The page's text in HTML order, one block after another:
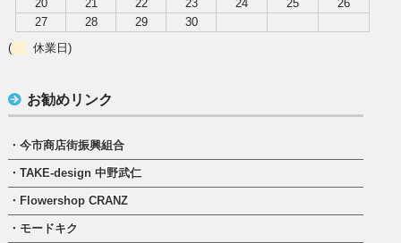
20
21 22 23 24 25
26
27
28 29
30
(
休業日)
お勧めリンク
・今市商店街振興組合
・TAKE-design 中野武仁
・Flowershop CRANZ
・モードキク